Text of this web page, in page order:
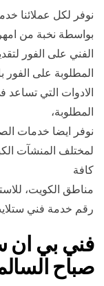
نوفر لكل عملائنا
بواسطة نخبة من
الفني على الفور
المطلوبة على
الادوات التي تساعد
المطلوبة،
نوفر ايضا خدمات
لمختلف المنشآت
كافة
مناطق الكويت،
رقم خدمة فني
فني بي ان
صباح